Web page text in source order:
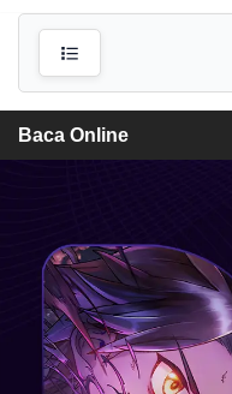
Baca Online